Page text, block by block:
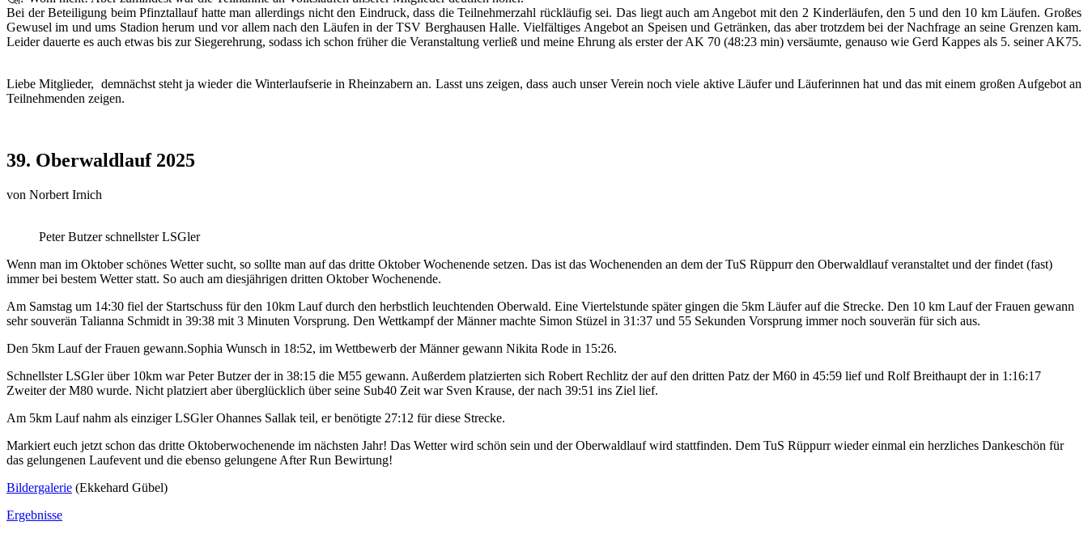
Bei der Beteiligung beim Pfinztallauf hatte man allerdings nicht den Eindruck, dass die Teilnehmerzahl rückläufig sei. Das liegt auch am Angebot mit den 2 Kinderläufen, den 5 und den 10 km Läufen. Großes
Gewusel im und ums Stadion herum und vor allem nach den Läufen in der TSV Berghausen Halle. Vielfältiges Angebot an Speisen und Getränken, das aber trotzdem bei der Nachfrage an seine Grenzen kam.
Leider dauerte es auch etwas bis zur Siegerehrung, sodass ich schon früher die Veranstaltung verließ und meine Ehrung als erster der AK 70 (48:23 min) versäumte, genauso wie Gerd Kappes als 5. seiner AK75.
Liebe Mitglieder, demnächst steht ja wieder die Winterlaufserie in Rheinzabern an. Lasst uns zeigen, dass auch unser Verein noch viele aktive Läufer und Läuferinnen hat und das mit einem großen Aufgebot an
Teilnehmenden zeigen.
39. Oberwaldlauf 2025
von Norbert Irnich
Peter Butzer schnellster LSGler
Wenn man im Oktober schönes Wetter sucht, so sollte man auf das dritte Oktober Wochenende setzen. Das ist das Wochenenden an dem der TuS Rüppurr den Oberwaldlauf veranstaltet und der findet (fast)
immer bei bestem Wetter statt. So auch am diesjährigen dritten Oktober Wochenende.
Am Samstag um 14:30 fiel der Startschuss für den 10km Lauf durch den herbstlich leuchtenden Oberwald. Eine Viertelstunde später gingen die 5km Läufer auf die Strecke. Den 10 km Lauf der Frauen gewann
sehr souverän Talianna Schmidt in 39:38 mit 3 Minuten Vorsprung. Den Wettkampf der Männer machte Simon Stüzel in 31:37 und 55 Sekunden Vorsprung immer noch souverän für sich aus.
Den 5km Lauf der Frauen gewann.Sophia Wunsch in 18:52, im Wettbewerb der Männer gewann Nikita Rode in 15:26.
Schnellster LSGler über 10km war Peter Butzer der in 38:15 die M55 gewann. Außerdem platzierten sich Robert Rechlitz der auf den dritten Patz der M60 in 45:59 lief und Rolf Breithaupt der in 1:16:17
Zweiter der M80 wurde. Nicht platziert aber überglücklich über seine Sub40 Zeit war Sven Krause, der nach 39:51 ins Ziel lief.
Am 5km Lauf nahm als einziger LSGler Ohannes Sallak teil, er benötigte 27:12 für diese Strecke.
Markiert euch jetzt schon das dritte Oktoberwochenende im nächsten Jahr! Das Wetter wird schön sein und der Oberwaldlauf wird stattfinden. Dem TuS Rüppurr wieder einmal ein herzliches Dankeschön für
das gelungenen Laufevent und die ebenso gelungene After Run Bewirtung!
Bildergalerie (Ekkehard Gübel)
Ergebnisse